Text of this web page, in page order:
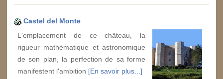
Castel del Monte
L'emplacement de ce château, la
rigueur mathématique et astronomique
de son plan, la perfection de sa forme
manifestent l'ambition [En savoir plus...]